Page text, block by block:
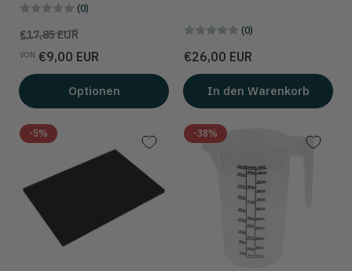
(0)
Preis
€17,85 EUR
VON €9,00 EUR
Optionen
(0)
Preis
€26,00 EUR
In den Warenkorb
-5% -38%